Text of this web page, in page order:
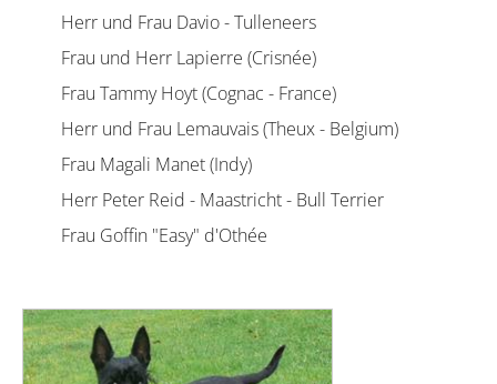
Herr und Frau Davio - Tulleneers
Frau und Herr Lapierre (Crisnée)
Frau Tammy Hoyt (Cognac - France)
Herr und Frau Lemauvais (Theux - Belgium)
Frau Magali Manet (Indy)
Herr Peter Reid - Maastricht - Bull Terrier
Frau Goffin "Easy" d'Othée